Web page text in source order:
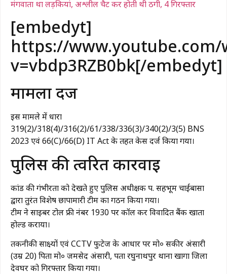
मंगवाता था लड़कियां, अश्लील चैट कर होती थी ठगी, 4 गिरफ्तार
[embedyt]
https://www.youtube.com/
v=vbdp3RZB0bk[/embedyt]
मामला दर्ज
इस मामले में धारा
319(2)/318(4)/316(2)/61/338/336(3)/340(2)/3(5) BNS
2023 एवं 66(C)/66(D) IT Act के तहत केस दर्ज किया गया।
पुलिस की त्वरित कार्रवाई
कांड की गंभीरता को देखते हुए पुलिस अधीक्षक प. सिंहभूम चाईबासा
द्वारा तुरंत विशेष छापामारी टीम का गठन किया गया।
टीम ने साइबर टोल फ्री नंबर 1930 पर कॉल कर विवादित बैंक खाता
होल्ड कराया।
तकनीकी साक्ष्यों एवं CCTV फुटेज के आधार पर मो० सकीर अंसारी
(उम्र 20) पिता मो० जमसेद अंसारी, पता रघुनाथपुर थाना खागा जिला
देवघर को गिरफ्तार किया गया।